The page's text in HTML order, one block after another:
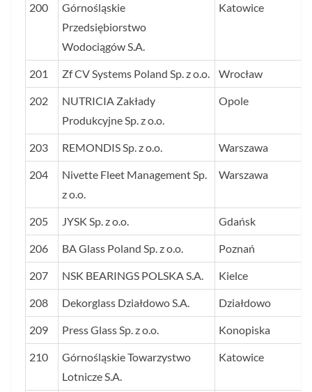
200
Górnośląskie
Przedsiębiorstwo
Wodociągów S.A.
Katowice
201 Zf CV Systems Poland Sp. z o.o. Wrocław
202
NUTRICIA Zakłady
Produkcyjne Sp. z o.o.
Opole
203 REMONDIS Sp. z o.o. Warszawa
204
Nivette Fleet Management Sp.
z o.o.
Warszawa
205 JYSK Sp. z o.o. Gdańsk
206 BA Glass Poland Sp. z o.o. Poznań
207 NSK BEARINGS POLSKA S.A. Kielce
208 Dekorglass Działdowo S.A. Działdowo
209 Press Glass Sp. z o.o. Konopiska
210
Górnośląskie Towarzystwo
Lotnicze S.A.
Katowice